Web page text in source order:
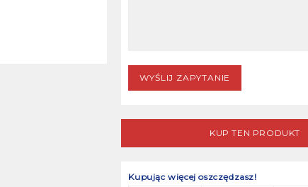
KUP TEN PRODUKT
Kupując więcej oszczędzasz!